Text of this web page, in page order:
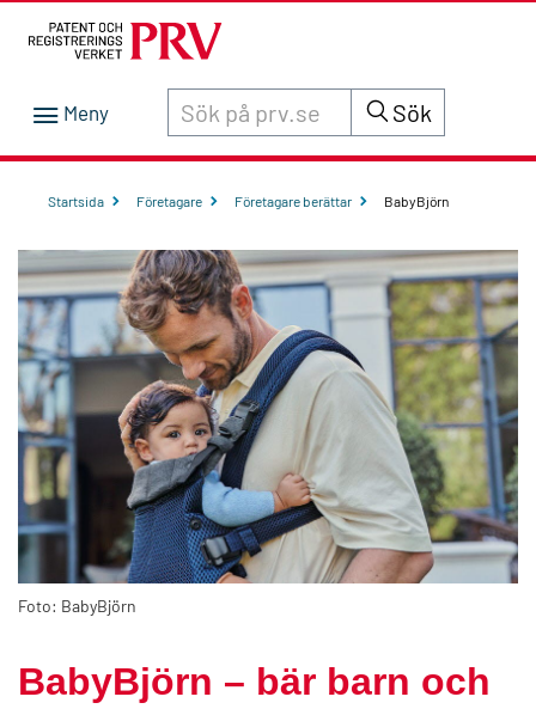
Sök innehåll på siten prv.se Sök
Startsida Företagare Företagare berättar BabyBjörn
Foto: BabyBjörn
BabyBjörn – bär barn och